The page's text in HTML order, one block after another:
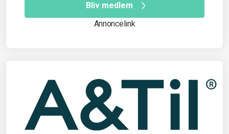
Bliv medlem
Annoncelink